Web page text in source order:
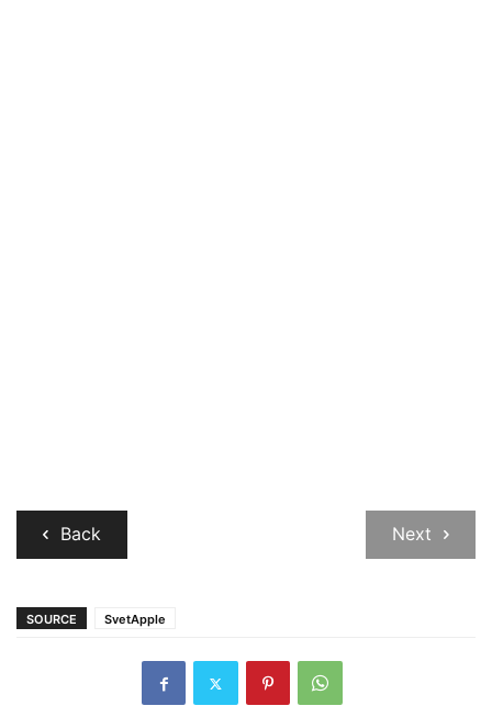
Back Next
SOURCE SvetApple